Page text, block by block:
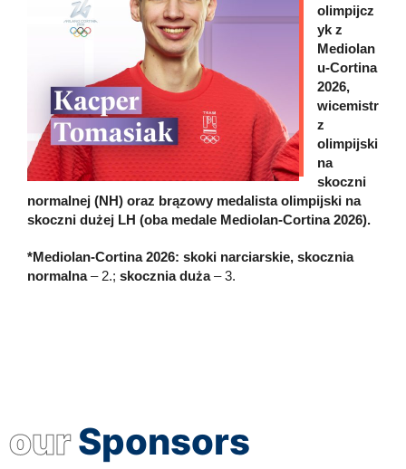
olimpijcz
yk z
Mediolan
u-Cortina
2026,
wicemistr
z
olimpijski
na
skoczni
normalnej (NH) oraz brązowy medalista olimpijski na
skoczni dużej LH (oba medale Mediolan-Cortina 2026).
*Mediolan-Cortina 2026: skoki narciarskie, skocznia
normalna– 2.; skocznia duża– 3.
ourSponsors